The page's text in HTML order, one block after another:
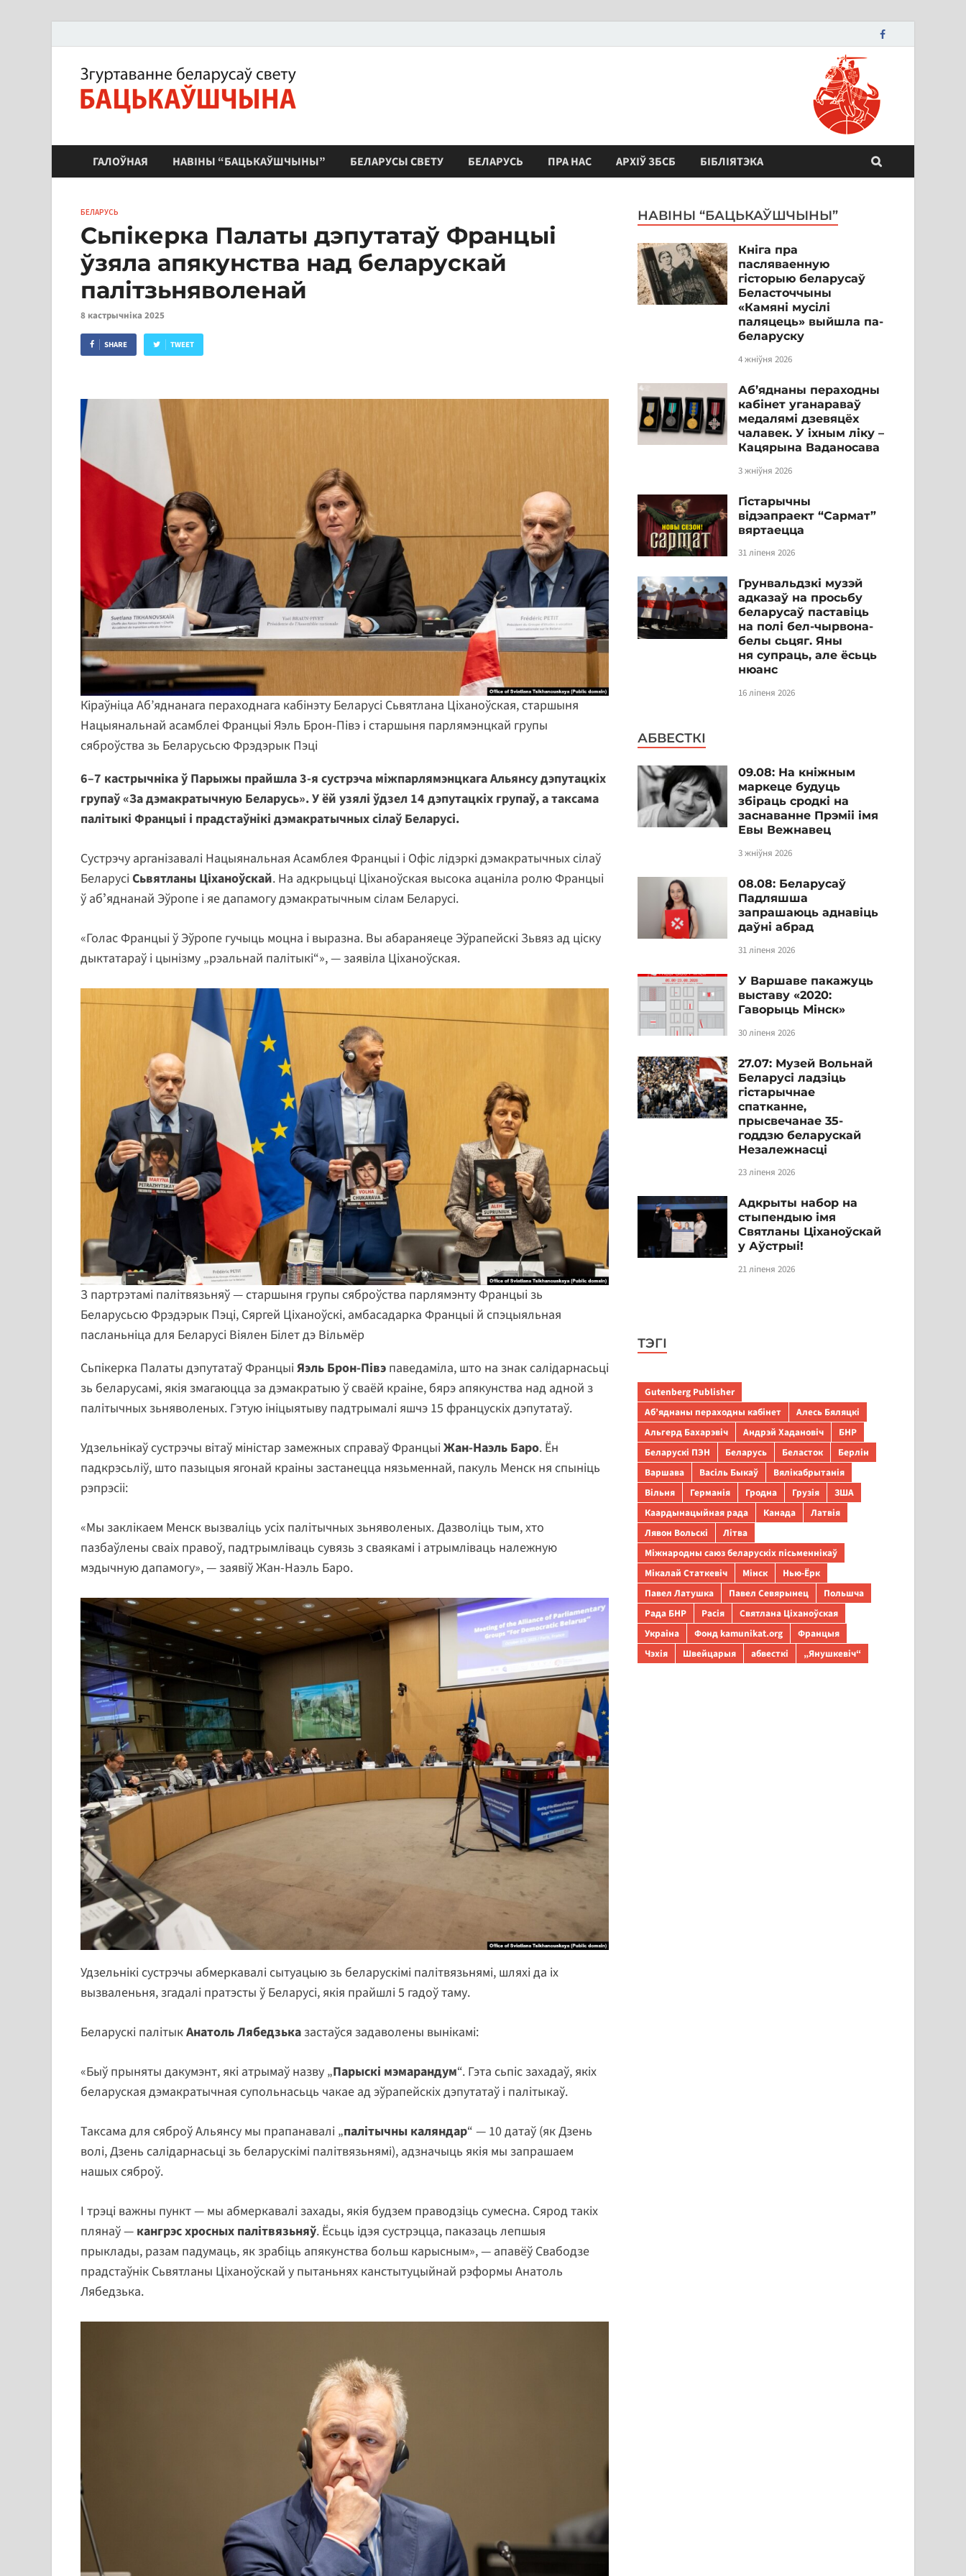
ЗБС "Бацькаўшчына"
ГАЛОЎНАЯ НАВІНЫ “БАЦЬКАЎШЧЫНЫ” БЕЛАРУСЫ СВЕТУ БЕЛАРУСЬ ПРА НАС АРХІЎ ЗБСБ БІБЛІЯТЭКА
БЕЛАРУСЬ
Сьпікерка Палаты дэпутатаў Францыі
ўзяла апякунства над беларускай
палітзьняволенай
8 кастрычніка 2025
SHARE TWEET
Кіраўніца Аб’яднанага пераходнага кабінэту Беларусі Сьвятлана Ціханоўская, старшыня
Нацыянальнай асамблеі Францыі Яэль Брон-Півэ і старшыня парлямэнцкай групы
сяброўства зь Беларусьсю Фрэдэрык Пэці
6–7 кастрычніка ў Парыжы прайшла 3-я сустрэча міжпарлямэнцкага Альянсу дэпутацкіх
групаў «За дэмакратычную Беларусь». У ёй узялі ўдзел 14 дэпутацкіх групаў, а таксама
палітыкі Францыі і прадстаўнікі дэмакратычных сілаў Беларусі.
Сустрэчу арганізавалі Нацыянальная Асамблея Францыі і Офіс лідэркі дэмакратычных сілаў
БеларусіСьвятланы Ціханоўскай. На адкрыцьці Ціханоўская высока ацаніла ролю Францыі
ў абʼяднанай Эўропе і яе дапамогу дэмакратычным сілам Беларусі.
«Голас Францыі ў Эўропе гучыць моцна і выразна. Вы абараняеце Эўрапейскі Зьвяз ад ціску
дыктатараў і цынізму „рэальнай палітыкі“», — заявіла Ціханоўская.
З партрэтамі палітвязьняў — старшыня групы сяброўства парлямэнту Францыі зь
Беларусьсю Фрэдэрык Пэці, Сяргей Ціханоўскі, амбасадарка Францыі й спэцыяльная
пасланьніца для Беларусі Віялен Білет дэ Вільмёр
Сьпікерка Палаты дэпутатаў ФранцыіЯэль Брон-Півэ паведаміла, што на знак салідарнасьці
зь беларусамі, якія змагаюцца за дэмакратыю ў сваёй краіне, бярэ апякунства над адной з
палітычных зьняволеных. Гэтую ініцыятыву падтрымалі яшчэ 15 францускіх дэпутатаў.
Удзельнікаў сустрэчы вітаў міністар замежных справаў ФранцыіЖан-Наэль Баро. Ён
падкрэсьліў, што пазыцыя ягонай краіны застанецца нязьменнай, пакуль Менск ня спыніць
рэпрэсіі:
«Мы заклікаем Менск вызваліць усіх палітычных зьняволеных. Дазволіць тым, хто
пазбаўлены сваіх правоў, падтрымліваць сувязь з сваякамі і атрымліваць належную
мэдычную дапамогу», — заявіў Жан-Наэль Баро.
Удзельнікі сустрэчы абмеркавалі сытуацыю зь беларускімі палітвязьнямі, шляхі да іх
вызваленьня, згадалі пратэсты ў Беларусі, якія прайшлі 5 гадоў таму.
Беларускі палітыкАнатоль Лябедзька застаўся задаволены вынікамі:
«Быў прыняты дакумэнт, які атрымаў назву „Парыскі мэмарандум“. Гэта сьпіс захадаў, якіх
беларуская дэмакратычная супольнасьць чакае ад эўрапейскіх дэпутатаў і палітыкаў.
Таксама для сяброў Альянсу мы прапанавалі „палітычны каляндар“ — 10 датаў (як Дзень
волі, Дзень салідарнасьці зь беларускімі палітвязьнямі), адзначыць якія мы запрашаем
нашых сяброў.
І трэці важны пункт — мы абмеркавалі захады, якія будзем праводзіць сумесна. Сярод такіх
плянаў — кангрэс хросных палітвязьняў. Ёсьць ідэя сустрэцца, паказаць лепшыя
прыклады, разам падумаць, як зрабіць апякунства больш карысным», — апавёў Свабодзе
прадстаўнік Сьвятланы Ціханоўскай у пытаньнях канстытуцыйнай рэформы Анатоль
Лябедзька.
НАВІНЫ “БАЦЬКАЎШЧЫНЫ”
Кніга пра
пасляваенную
гісторыю беларусаў
Беласточчыны
«Камяні мусілі
паляцець» выйшла па-
беларуску
4 жніўня 2026
Аб’яднаны пераходны
кабінет уганараваў
медалямі дзевяцёх
чалавек. У іхным ліку –
Кацярына Ваданосава
3 жніўня 2026
Гістарычны
відэапраект “Сармат”
вяртаецца
31 ліпеня 2026
Грунвальдзкі музэй
адказаў на просьбу
беларусаў паставіць
на полі бел-чырвона-
белы сьцяг. Яны
ня супраць, але ёсьць
нюанс
16 ліпеня 2026
АБВЕСТКІ
09.08: На кніжным
маркеце будуць
збіраць сродкі на
заснаванне Прэміі імя
Евы Вежнавец
3 жніўня 2026
08.08: Беларусаў
Падляшша
запрашаюць аднавіць
даўні абрад
31 ліпеня 2026
У Варшаве пакажуць
выставу «2020:
Гаворыць Мінск»
30 ліпеня 2026
27.07: Музей Вольнай
Беларусі ладзіць
гістарычнае
спатканне,
прысвечанае 35-
годдзю беларускай
Незалежнасці
23 ліпеня 2026
Адкрыты набор на
стыпендыю імя
Святланы Ціханоўскай
у Аўстрыі!
21 ліпеня 2026
ТЭГІ
Gutenberg Publisher
Аб’яднаны пераходны кабінет
Алесь Бяляцкі
Альгерд Бахарэвіч
Андрэй Хадановіч
БНР
Беларускі ПЭН
Беларусь Беласток
Берлін
Варшава
Васіль Быкаў
Вялікабрытанія
Вільня
Германія Гродна Грузія
ЗША
Каардынацыйная рада
Канада
Латвія
Лявон Вольскі
Літва
Міжнародны саюз беларускіх пісьменнікаў
Мікалай Статкевіч
Мінск
Нью-Ёрк
Павел Латушка
Павел Севярынец
Польшча
Рада БНР
Расія
Святлана Ціханоўская
Украіна
Фонд kamunikat.org
Францыя
Чэхія
Швейцарыя абвесткі „Янушкевіч“